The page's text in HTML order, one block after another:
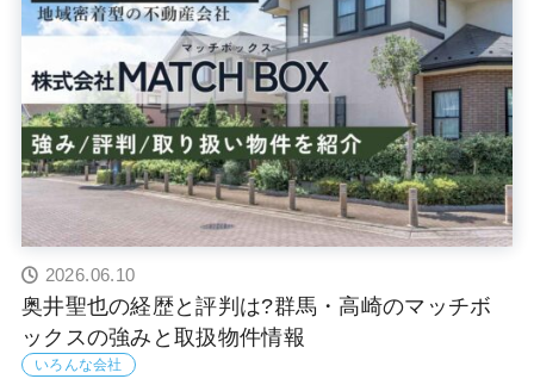
2026.06.10
奥井聖也の経歴と評判は?群馬・高崎のマッチボ
ックスの強みと取扱物件情報
いろんな会社